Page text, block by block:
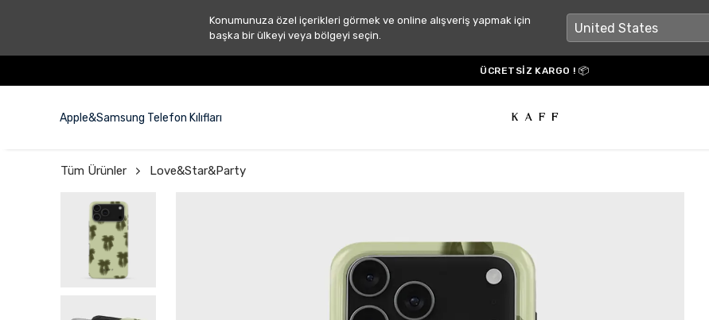
Konumunuza özel içerikleri görmek ve online alışveriş yapmak için
başka bir ülkeyi veya bölgeyi seçin.
ÜCRETSİZ KARGO ! 📦
Apple&Samsung Telefon Kılıfları
Tüm Ürünler Love&Star&Party